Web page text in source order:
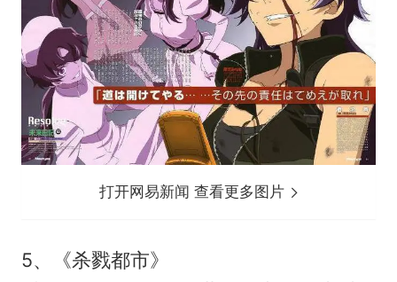
打开网易新闻 查看更多图片
5、《杀戮都市》